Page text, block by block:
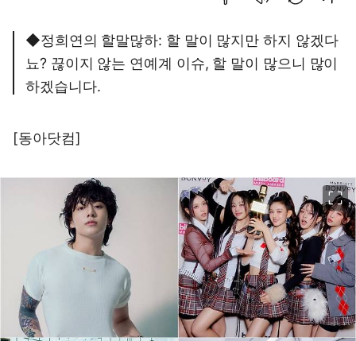
◆정희연의 할말많하: 할 말이 많지만 하지 않겠다
뇨? 끊이지 않는 연예계 이슈, 할 말이 많으니 많이
하겠습니다.
[동아닷컴]